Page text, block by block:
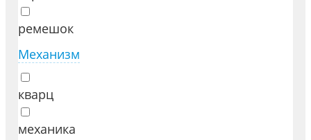
ремешок
Механизм
кварц
механика